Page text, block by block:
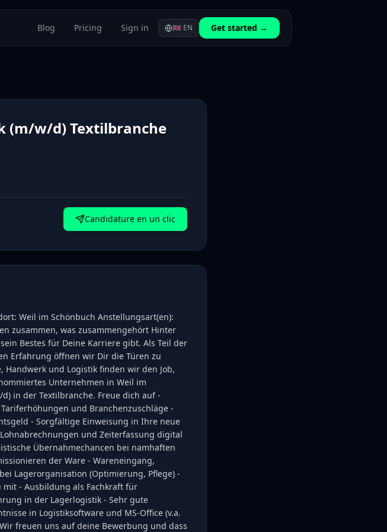
Blog Pricing Sign in 🇬🇧 EN Get started →
(m/w/d) Textilbranche
Candidature en un clic
Weil im Schönbuch Anstellungsart(en):
zusammen, was zusammengehört Hinter
Bestes für Deine Karriere gibt. Als Teil der
Erfahrung öffnen wir Dir die Türen zu
und Logistik finden wir den Job,
Unternehmen in Weil im
in der Textilbranche. Freue dich auf -
und Branchenzuschläge -
- Sorgfältige Einweisung in Ihre neue
und Zeiterfassung digital
Übernahmechancen bei namhaften
der Ware - Wareneingang,
Lagerorganisation (Optimierung, Pflege) -
- Ausbildung als Fachkraft für
in der Lagerlogistik - Sehr gute
in Logistiksoftware und MS-Office (v.a.
freuen uns auf deine Bewerbung und dass